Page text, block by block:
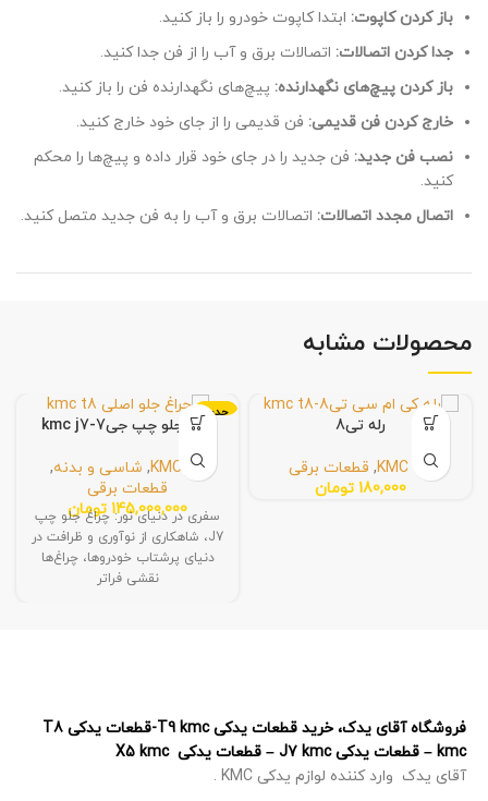
باز کردن کاپوت: ابتدا کاپوت خودرو را باز کنید.
جدا کردن اتصالات: اتصالات برق و آب را از فن جدا کنید.
باز کردن پیچ‌های نگهدارنده: پیچ‌های نگهدارنده فن را باز کنید.
خارج کردن فن قدیمی: فن قدیمی را از جای خود خارج کنید.
نصب فن جدید: فن جدید را در جای خود قرار داده و پیچ‌ها را محکم
کنید.
اتصال مجدد اتصالات: اتصالات برق و آب را به فن جدید متصل کنید.
محصولات مشابه
رله تی8
KMC T8
, قطعات برقی
180,000 تومان
جدید
چراغ جلو چپ جی7-kmc j7
KMC J7
, شاسی و بدنه,
قطعات برقی
145,000,000 تومان
سفری در دنیای نور: چراغ جلو چپ
J7، شاهکاری از نوآوری و ظرافت در
دنیای پرشتاب خودروها، چراغ‌ها
نقشی فراتر
فروشگاه آقای یدک، خرید قطعات یدکی T9 kmc-قطعات یدکی T8
kmc – قطعات یدکی J7 kmc – قطعات یدکی X5 kmc
آقای یدک وارد کننده لوازم یدکی KMC .